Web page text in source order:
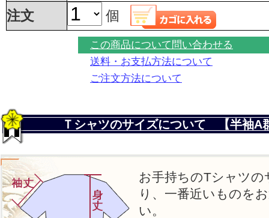
注文 個
この商品について問い合わせる
送料・お支払方法について
ご注文方法について
Ｔシャツのサイズについて 【半袖A
お手持ちのTシャツの
り、一番近いものを
い。